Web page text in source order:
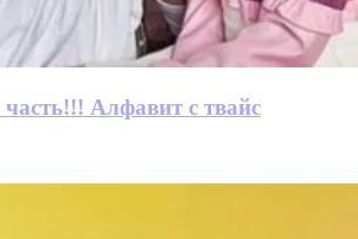
Алфавит с твайс